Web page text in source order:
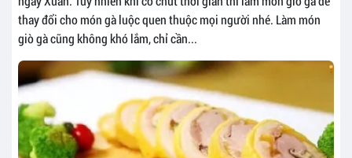
thay đổi cho món gà luộc quen thuộc mọi người nhé. Làm món
giò gà cũng không khó lắm, chỉ cần...